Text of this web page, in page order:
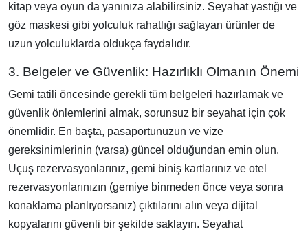
kitap veya oyun da yanınıza alabilirsiniz. Seyahat yastığı ve
göz maskesi gibi yolculuk rahatlığı sağlayan ürünler de
uzun yolculuklarda oldukça faydalıdır.
3. Belgeler ve Güvenlik: Hazırlıklı Olmanın Önemi
Gemi tatili öncesinde gerekli tüm belgeleri hazırlamak ve
güvenlik önlemlerini almak, sorunsuz bir seyahat için çok
önemlidir. En başta, pasaportunuzun ve vize
gereksinimlerinin (varsa) güncel olduğundan emin olun.
Uçuş rezervasyonlarınız, gemi biniş kartlarınız ve otel
rezervasyonlarınızın (gemiye binmeden önce veya sonra
konaklama planlıyorsanız) çıktılarını alın veya dijital
kopyalarını güvenli bir şekilde saklayın. Seyahat